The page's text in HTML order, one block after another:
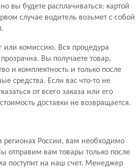
вы будете расплачиваться: картой
случае водитель возьмет с собой
комиссию. Вся процедура
Вы получаете товар,
и комплектность и только после
средства. Если вас что-то не
от всего заказа или его
доставки не возвращается.
регионах России, вам необходимо
отправим вам товары только после
поступит на наш счет. Менеджер